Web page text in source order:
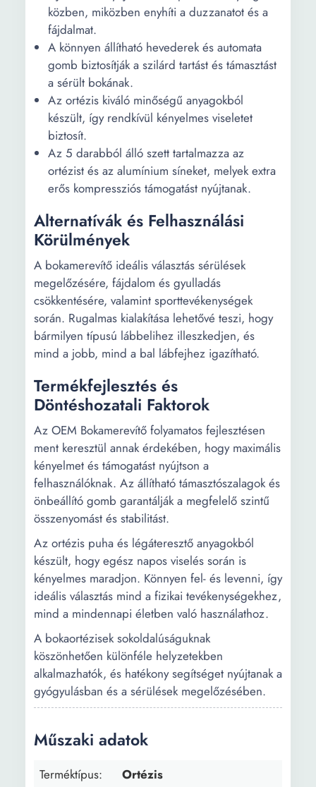
közben, miközben enyhíti a duzzanatot és a
fájdalmat.
A könnyen állítható hevederek és automata
gomb biztosítják a szilárd tartást és támasztást
a sérült bokának.
Az ortézis kiváló minőségű anyagokból
készült, így rendkívül kényelmes viseletet
biztosít.
Az 5 darabból álló szett tartalmazza az
ortézist és az alumínium síneket, melyek extra
erős kompressziós támogatást nyújtanak.
Alternatívák és Felhasználási
Körülmények
A bokamerevítő ideális választás sérülések
megelőzésére, fájdalom és gyulladás
csökkentésére, valamint sporttevékenységek
során. Rugalmas kialakítása lehetővé teszi, hogy
bármilyen típusú lábbelihez illeszkedjen, és
mind a jobb, mind a bal lábfejhez igazítható.
Termékfejlesztés és
Döntéshozatali Faktorok
Az OEM Bokamerevítő folyamatos fejlesztésen
ment keresztül annak érdekében, hogy maximális
kényelmet és támogatást nyújtson a
felhasználóknak. Az állítható támasztószalagok és
önbeállító gomb garantálják a megfelelő szintű
összenyomást és stabilitást.
Az ortézis puha és légáteresztő anyagokból
készült, hogy egész napos viselés során is
kényelmes maradjon. Könnyen fel- és levenni, így
ideális választás mind a fizikai tevékenységekhez,
mind a mindennapi életben való használathoz.
A bokaortézisek sokoldalúságuknak
köszönhetően különféle helyzetekben
alkalmazhatók, és hatékony segítséget nyújtanak a
gyógyulásban és a sérülések megelőzésében.
Műszaki adatok
Terméktípus:
Ortézis